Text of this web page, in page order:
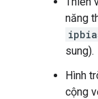
năng
sung).
Hình
cộng